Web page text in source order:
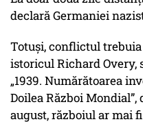
declară Germaniei
Totuși, conflictul trebuia
istoricul Richard Overy,
„1939. Numărătoarea
Doilea Război
august, războiul ar mai